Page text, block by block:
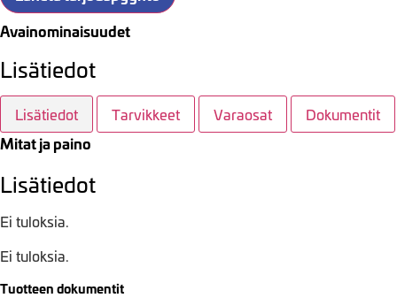
Avainominaisuudet
Lisätiedot
Lisätiedot Tarvikkeet Varaosat Dokumentit
Mitat ja paino
Lisätiedot
Ei tuloksia.
Ei tuloksia.
Tuotteen dokumentit